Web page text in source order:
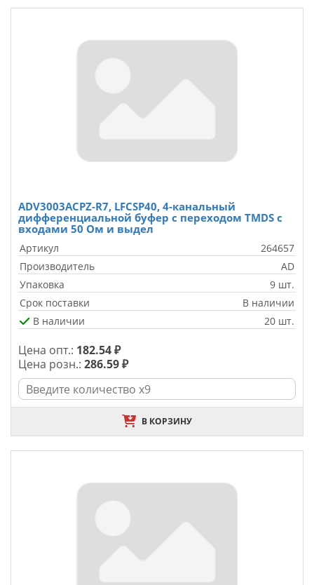
ADV3003ACPZ-R7, LFCSP40, 4-канальный
дифференциальной буфер с переходом TMDS с
входами 50 Ом и выдел
Артикул
264657
Производитель
AD
Упаковка
9 шт.
Срок поставки
В наличии
В наличии
20 шт.
Цена опт.: 182.54 ₽
Цена розн.: 286.59 ₽
В КОРЗИНУ